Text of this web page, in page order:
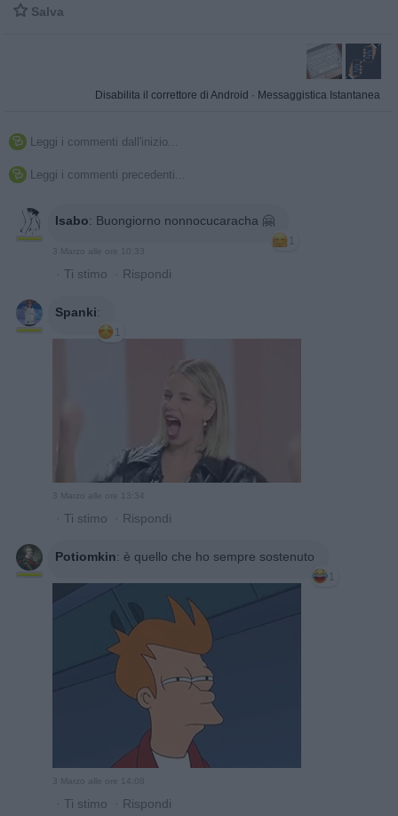
 Salva
Disabilita il correttore di Android · Messaggistica Istantanea
 Leggi i commenti dall'inizio...
 Leggi i commenti precedenti...
Isabo: Buongiorno nonnocucaracha 🤗
1
3 Marzo alle ore 10:33
· Ti stimo · Rispondi
Spanki:
1
3 Marzo alle ore 13:34
· Ti stimo · Rispondi
Potiomkin: è quello che ho sempre sostenuto
1
3 Marzo alle ore 14:08
· Ti stimo · Rispondi